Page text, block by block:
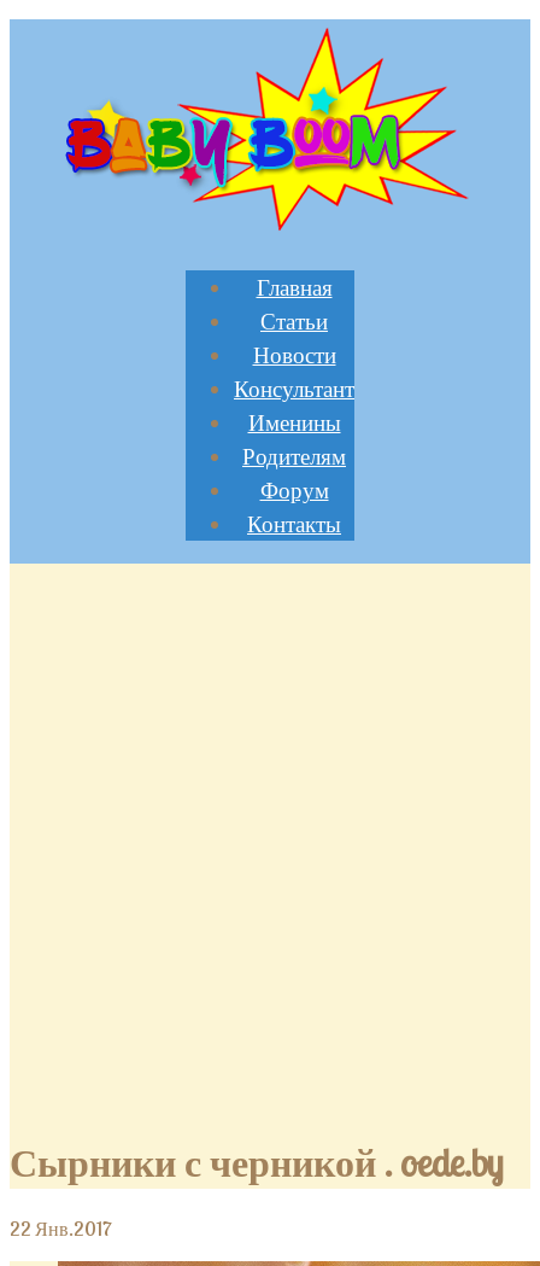
Главная
Статьи
Новости
Консультант
Именины
Родителям
Форум
Контакты
Сырники с черникой . oede.by
22 Янв.2017